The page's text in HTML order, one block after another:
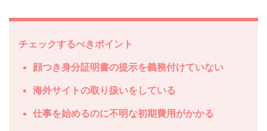
チェックするべきポイント
顔つき身分証明書の提示を義務付けていない
海外サイトの取り扱いをしている
仕事を始めるのに不明な初期費用がかかる